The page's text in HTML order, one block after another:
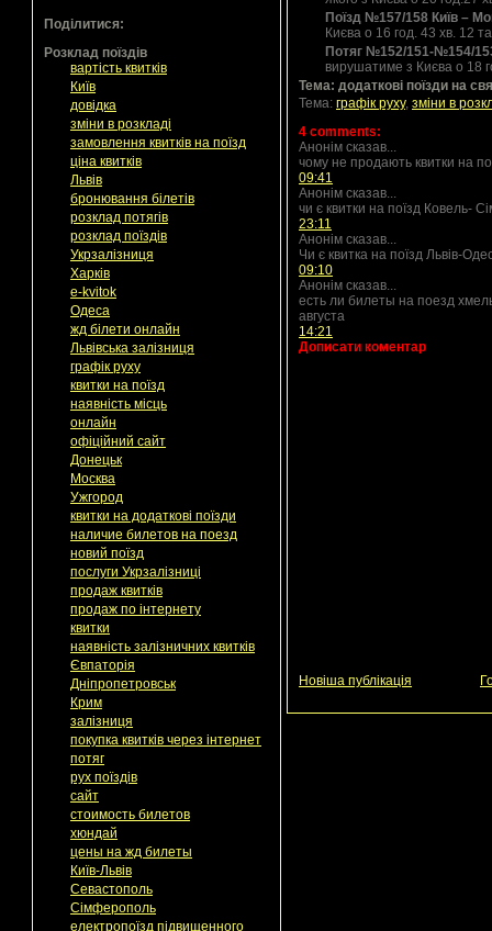
Поділитися:
Розклад поїздів
вартість квитків
Київ
довідка
зміни в розкладі
замовлення квитків на поїзд
ціна квитків
Львів
бронювання білетів
розклад потягів
розклад поїздів
Укрзалізниця
Харків
e-kvitok
Одеса
жд білети онлайн
Львівська залізниця
графік руху
квитки на поїзд
наявність місць
онлайн
офіційний сайт
Донецьк
Москва
Ужгород
квитки на додаткові поїзди
наличие билетов на поезд
новий поїзд
послуги Укрзалізниці
продаж квитків
продаж по інтернету
квитки
наявність залізничних квитків
Євпаторія
Дніпропетровськ
Крим
залізниця
покупка квитків через інтернет
потяг
рух поїздів
сайт
стоимость билетов
хюндай
цены на жд билеты
Київ-Львів
Севастополь
Сімферополь
електропоїзд підвищенного
Поїзд №157/158 Київ –
Києва о 16 год. 43 хв. 12
Потяг №152/151-№154/
вирушатиме з Києва о 18
Тема: додаткові поїзди на
Тема: графік руху, зміни в
4 comments:
Анонім сказав...
чому не продають квитки на
09:41
Анонім сказав...
чи є квитки на поїзд Ковель-
23:11
Анонім сказав...
Чи є квитка на поїзд Львів-
09:10
Анонім сказав...
есть ли билеты на поезд
августа
14:21
Дописати коментар
Новіша публікація